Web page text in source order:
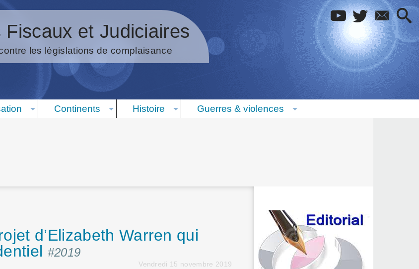
Fiscaux et Judiciaires
les législations de complaisance
Continents Histoire Guerres & violences
d’Elizabeth Warren qui
#2019
Vendredi 15 novembre 2019